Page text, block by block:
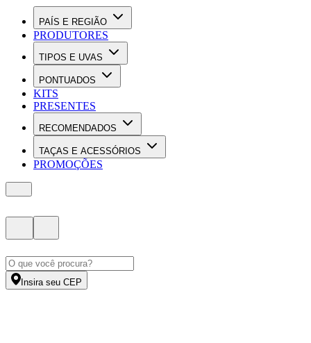
PAÍS E REGIÃO
PRODUTORES
TIPOS E UVAS
PONTUADOS
KITS
PRESENTES
RECOMENDADOS
TAÇAS E ACESSÓRIOS
PROMOÇÕES
Insira seu CEP